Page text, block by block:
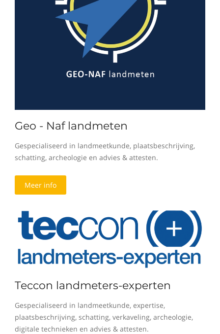
Geo - Naf landmeten
Gespecialiseerd in landmeetkunde, plaatsbeschrijving,
schatting, archeologie en advies & attesten.
Meer info
Teccon landmeters-experten
Gespecialiseerd in landmeetkunde, expertise,
plaatsbeschrijving, schatting, verkaveling, archeologie,
digitale technieken en advies & attesten.